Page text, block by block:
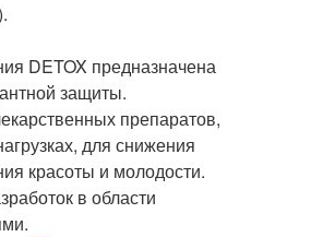
DETOX предназначена
защиты.
препаратов,
для снижения
красоты и молодости.
в области